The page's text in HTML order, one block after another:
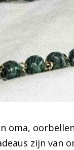
oma,
zijn van